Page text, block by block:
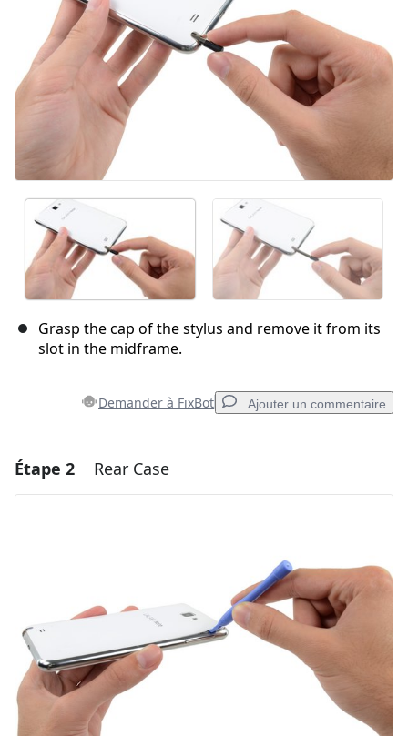
Grasp the cap of the stylus and remove it from its
slot in the midframe.
Demander à FixBot Ajouter un commentaire
Ajouter un commentaire
Publier un commentaire
Étape 2 Rear Case